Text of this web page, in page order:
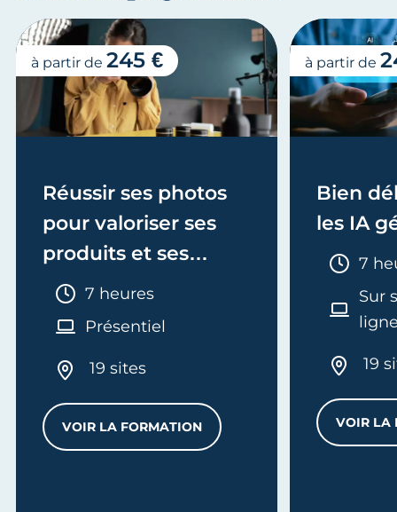
Réussir ses photos
pour valoriser ses
produits et ses
servicesDurée :
7 heures
Présentiel
19 sites
VOIR LA FORMATIONRÉUSSIR SES PHOTOS POUR
à partir de 245 €
Bien
les IA
7
Sur
19
VOIR LA
à partir de